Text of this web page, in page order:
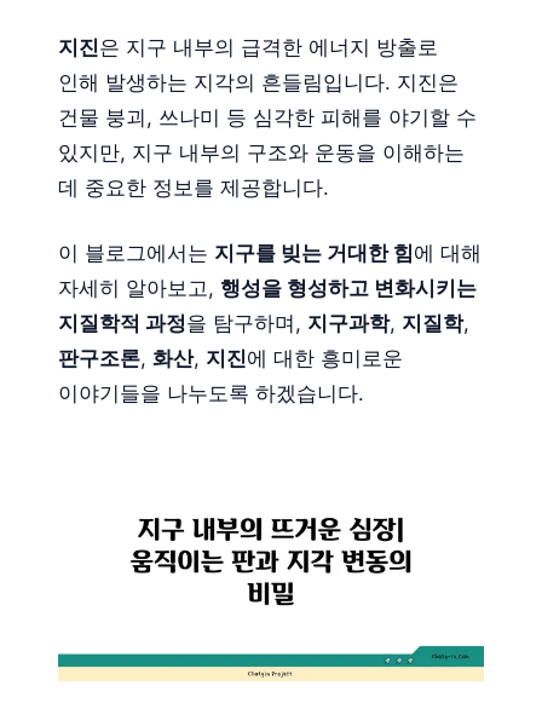
지진은 지구 내부의 급격한 에너지 방출로
인해 발생하는 지각의 흔들림입니다. 지진은
건물 붕괴, 쓰나미 등 심각한 피해를 야기할 수
있지만, 지구 내부의 구조와 운동을 이해하는
데 중요한 정보를 제공합니다.
이 블로그에서는 지구를 빚는 거대한 힘에 대해
자세히 알아보고, 행성을 형성하고 변화시키는
지질학적 과정을 탐구하며, 지구과학, 지질학,
판구조론, 화산, 지진에 대한 흥미로운
이야기들을 나누도록 하겠습니다.